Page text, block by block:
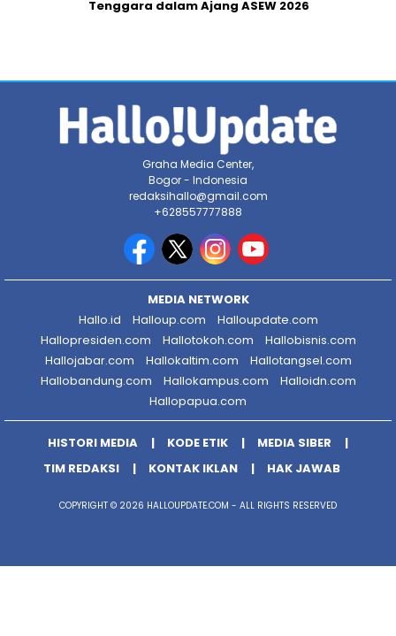
Tenggara dalam Ajang ASEW 2026
Graha Media Center,
Bogor - Indonesia
redaksihallo@gmail.com
+628557777888
MEDIA NETWORK
Hallo.id
Halloup.com
Halloupdate.com
Hallopresiden.com
Hallotokoh.com
Hallobisnis.com
Hallojabar.com
Hallokaltim.com
Hallotangsel.com
Hallobandung.com
Hallokampus.com
Halloidn.com
Hallopapua.com
HISTORI MEDIA KODE ETIK
MEDIA SIBER
TIM REDAKSI
KONTAK IKLAN HAK JAWAB
COPYRIGHT © 2026 HALLOUPDATE.COM - ALL RIGHTS RESERVED